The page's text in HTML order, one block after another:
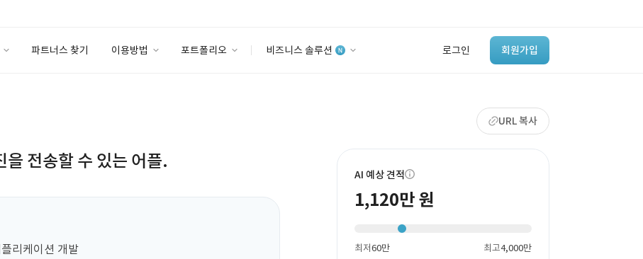
파트너스 찾기 이용방법 포트폴리오 비즈니스 솔루션 로그인 회원가입
‘이런 거’ 만들어본
개발 회사 있어?
바로가기
URL 복사
을 전송할 수 있는 어플.
리케이션 개발
AI 예상 견적
1,120만 원
최저60만 최고4,000만